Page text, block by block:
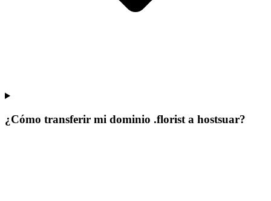
¿Cómo transferir mi dominio .florist a hostsuar?